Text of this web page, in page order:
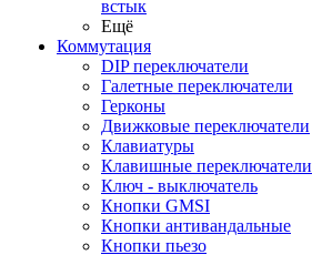
встык
Ещё
Коммутация
DIP переключатели
Галетные переключатели
Герконы
Движковые переключатели
Клавиатуры
Клавишные переключатели
Ключ - выключатель
Кнопки GMSI
Кнопки антивандальные
Кнопки пьезо